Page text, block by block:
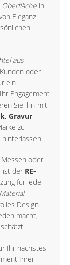
in
Eleganz
aus
oder
ein
Engagement
Sie ihn mit
Gravur
zu
oder
ist der RE-
für jede
Design
macht,
Ihr nächstes
Ihrer